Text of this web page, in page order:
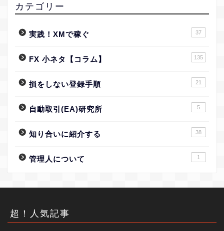
カテゴリー
実践！XMで稼ぐ 37
FX 小ネタ【コラム】 135
損をしない登録手順 21
自動取引(EA)研究所 5
知り合いに紹介する 38
管理人について 1
超！人気記事